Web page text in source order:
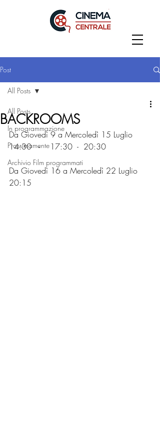
Post
All Posts
In programmazione
Prossimamente
Archivio Film programmati
All Posts
BACKROOMS
Da Giovedì 9 a Mercoledì 15 Luglio
14:30   -    17:30  -  20:30
Da Giovedì 16 a Mercoledì 22 Luglio
20:15